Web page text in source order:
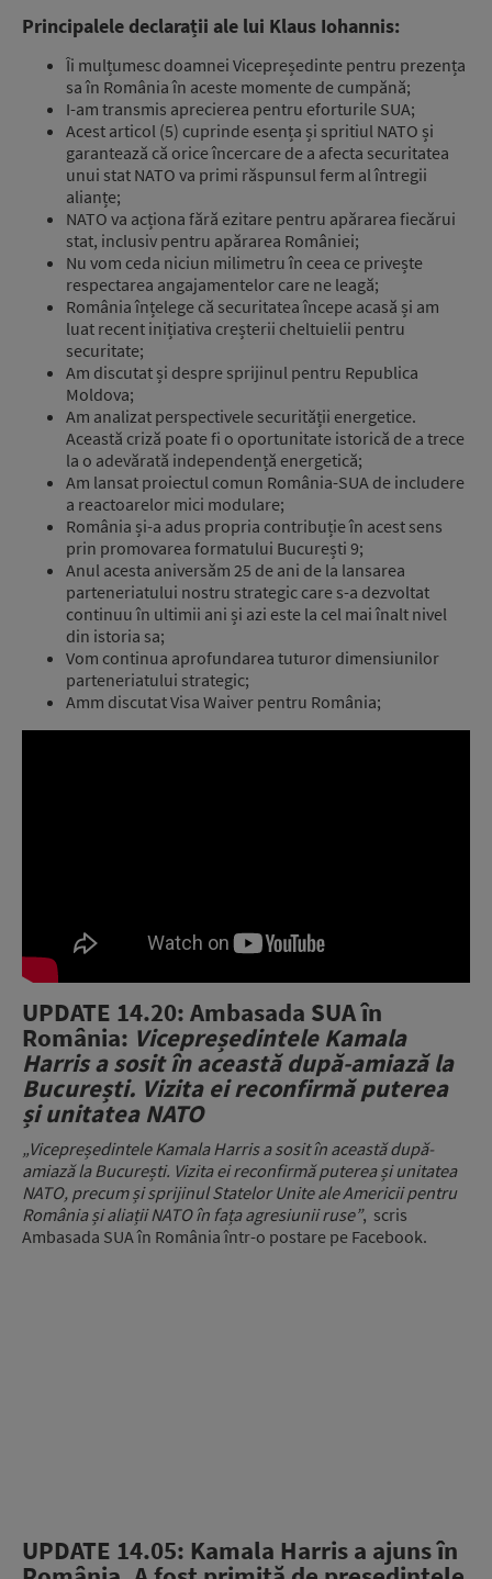
Principalele declarații ale lui Klaus Iohannis:
Îi mulțumesc doamnei Vicepreședinte pentru prezența
sa în România în aceste momente de cumpănă;
I-am transmis aprecierea pentru eforturile SUA;
Acest articol (5) cuprinde esența și spritiul NATO și
garantează că orice încercare de a afecta securitatea
unui stat NATO va primi răspunsul ferm al întregii
alianțe;
NATO va acționa fără ezitare pentru apărarea fiecărui
stat, inclusiv pentru apărarea României;
Nu vom ceda niciun milimetru în ceea ce privește
respectarea angajamentelor care ne leagă;
România înțelege că securitatea începe acasă și am
luat recent inițiativa creșterii cheltuielii pentru
securitate;
Am discutat și despre sprijinul pentru Republica
Moldova;
Am analizat perspectivele securității energetice.
Această criză poate fi o oportunitate istorică de a trece
la o adevărată independență energetică;
Am lansat proiectul comun România-SUA de includere
a reactoarelor mici modulare;
România și-a adus propria contribuție în acest sens
prin promovarea formatului București 9;
Anul acesta aniversăm 25 de ani de la lansarea
parteneriatului nostru strategic care s-a dezvoltat
continuu în ultimii ani și azi este la cel mai înalt nivel
din istoria sa;
Vom continua aprofundarea tuturor dimensiunilor
parteneriatului strategic;
Amm discutat Visa Waiver pentru România;
UPDATE 14.20: Ambasada SUA în
România: Vicepreședintele Kamala
Harris a sosit în această după-amiază la
București. Vizita ei reconfirmă puterea
și unitatea NATO
„Vicepreședintele Kamala Harris a sosit în această după-
amiază la București. Vizita ei reconfirmă puterea și unitatea
NATO, precum și sprijinul Statelor Unite ale Americii pentru
România și aliații NATO în fața agresiunii ruse”, scris
Ambasada SUA în România într-o postare pe Facebook.
UPDATE 14.05: Kamala Harris a ajuns în